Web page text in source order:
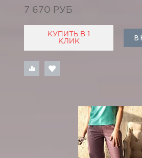
7 670 РУБ
КУПИТЬ В 1
КЛИК
В